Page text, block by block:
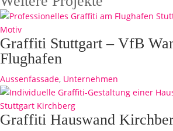
Graffiti Stuttgart – VfB
Flughafen
Aussenfassade, Unternehmen
Graffiti Hauswand